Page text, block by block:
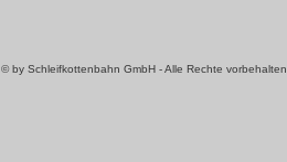
© by Schleifkottenbahn GmbH - Alle Rechte vorbehalten